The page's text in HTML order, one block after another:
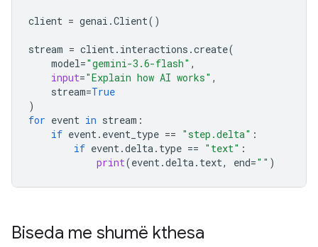
client = genai .Client()
stream = client. interactions .create(
model="gemini-3.6-flash" ,
input="Explain how AI works" ,
stream=True
)
for event in stream :
if event. event_type == "step.delta" :
if event.delta. type == "text" :
print(event.delta. text, end="" )
Biseda me shumë kthesa